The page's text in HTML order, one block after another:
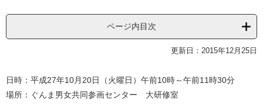
ページ内目次
更新日：2015年12月25日
日時：平成27年10月20日（火曜日）午前10時～午前11時30分
場所：ぐんま男女共同参画センター 大研修室